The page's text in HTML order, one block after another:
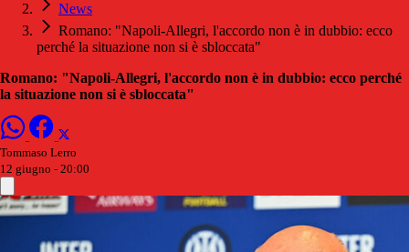
News
Romano: "Napoli-Allegri, l'accordo non è in dubbio: ecco
perché la situazione non si è sbloccata"
Romano: "Napoli-Allegri, l'accordo non è in dubbio: ecco perché
la situazione non si è sbloccata"
Tommaso Lerro
12 giugno - 20:00